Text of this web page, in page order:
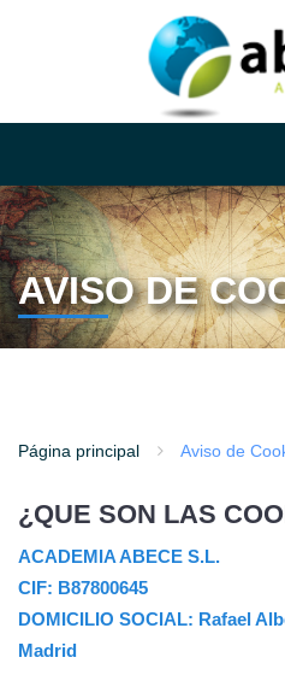
AVISO DE
Página principal Aviso de
¿QUE SON LAS
ACADEMIA ABECE S.L.
CIF: B87800645
DOMICILIO SOCIAL: Rafael
Madrid